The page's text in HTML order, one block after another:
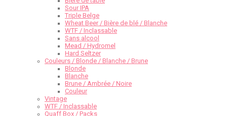
Sour IPA
Triple Belge
Wheat Beer / Bière de blé / Blanche
WTF / Inclassable
Sans alcool
Mead / Hydromel
Hard Seltzer
Couleurs / Blonde / Blanche / Brune
Blonde
Blanche
Brune / Ambrée / Noire
Couleur
Vintage
WTF / Inclassable
Quaff Box / Packs